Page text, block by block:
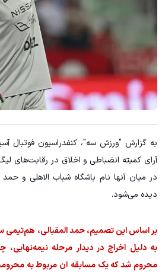
به گزارش "ورزش سه"، کنفدراسیون فوتبال
آرای کمیته انضباطی و اخلاق در رقابت‌های
در میان آنها نام باشگاه شباب الاهلی و حمد
دیده می‌شود.
بر اساس این تصمیم، حمد المقبالی، هم‌تیمی
به دلیل اخراج در دیدار مرحله
محروم شد که یک مسابقه آن مربوط به